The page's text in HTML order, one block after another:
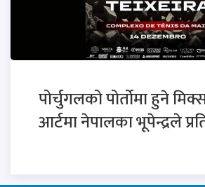
पोर्चुगलको पोर्तोमा हुने
आर्टमा नेपालका भूपेन्द्रले